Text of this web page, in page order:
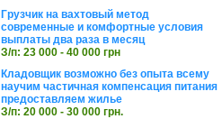
Грузчик на вахтовый метод
современные и комфортные условия
выплаты два раза в месяц
З/п: 23 000 - 40 000 грн
Кладовщик возможно без опыта всему
научим частичная компенсация питания
предоставляем жилье
З/п: 20 000 - 30 000 грн.